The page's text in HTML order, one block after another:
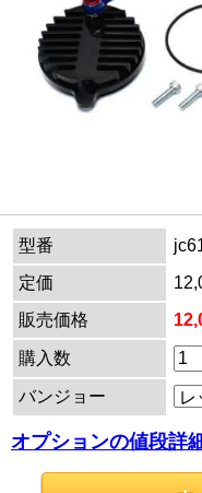
型番
定価
販売価格
購入数
バンジョー
オプションの値段詳